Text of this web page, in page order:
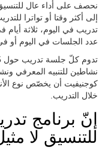
نحصف على أداء عال
إلى أكثر وقتا أو تواترا
تدريب في اليوم، ثلاثة أيام
عدد الجلسات في اليوم أو في
نشاطين للتنبيه المعرفي
كوجنيفيت أن يخصّص نوع
خلال التدريب.
إنّ برنامج
للتنسيق لا